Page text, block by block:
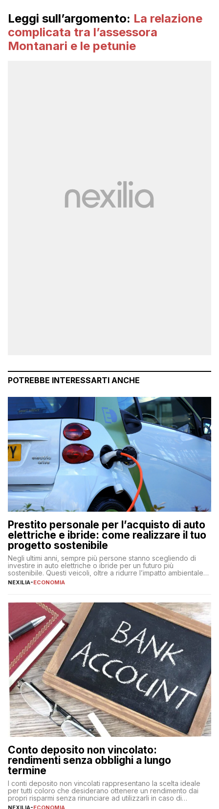
Leggi sull’argomento: La relazione
complicata tra l’assessora
Montanari e le petunie
POTREBBE INTERESSARTI ANCHE
Prestito personale per l’acquisto di auto
elettriche e ibride: come realizzare il tuo
progetto sostenibile
Negli ultimi anni, sempre più persone stanno scegliendo di
investire in auto elettriche o ibride per un futuro più
sostenibile. Questi veicoli, oltre a ridurre l’impatto ambientale,
offrono vantaggi economici a lungo termine, come minori costi
fare se non […]
NEXILIA-ECONOMIA
Conto deposito non vincolato:
rendimenti senza obblighi a lungo
termine
I conti deposito non vincolati rappresentano la scelta ideale
per tutti coloro che desiderano ottenere un rendimento dai
propri risparmi senza rinunciare ad utilizzarli in caso di
necessità. A differenza delle forme vincolate tradizionali,
NEXILIA-ECONOMIA